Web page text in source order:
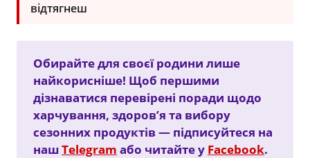
відтягнеш
Обирайте для своєї родини лише
найкорисніше! Щоб першими
дізнаватися перевірені поради щодо
харчування, здоров’я та вибору
сезонних продуктів — підписуйтеся на
нашTelegram або читайте у Facebook.